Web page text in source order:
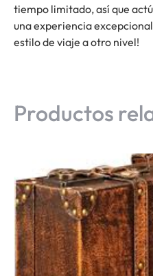
tiempo limitado, así que
una experiencia
estilo de viaje a otro nivel!
Productos